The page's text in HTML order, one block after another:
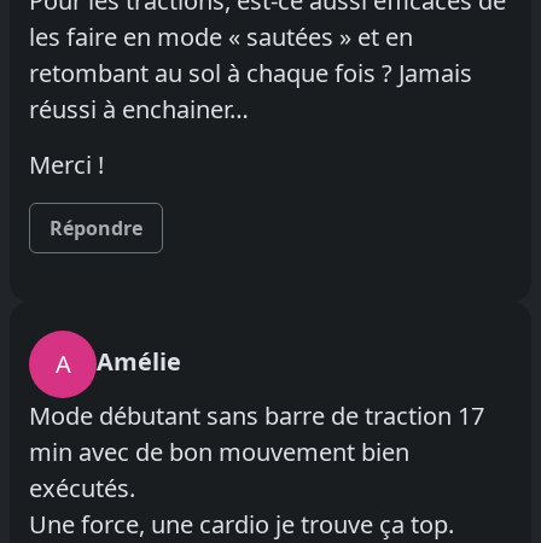
les faire en mode « sautées » et en
retombant au sol à chaque fois ? Jamais
réussi à enchainer…
Merci !
Répondre
A
Amélie
Mode débutant sans barre de traction 17
min avec de bon mouvement bien
exécutés.
Une force, une cardio je trouve ça top.